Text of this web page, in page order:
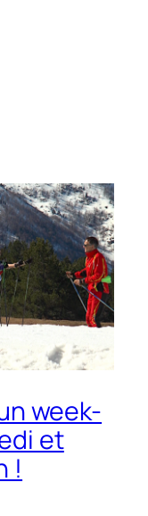
week-
et
!